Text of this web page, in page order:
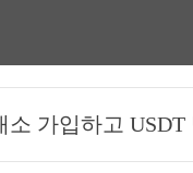
가입하고 USDT